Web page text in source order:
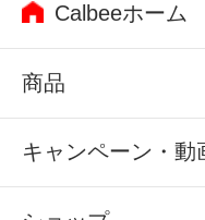
Calbeeホーム
商品
キャンペーン・動